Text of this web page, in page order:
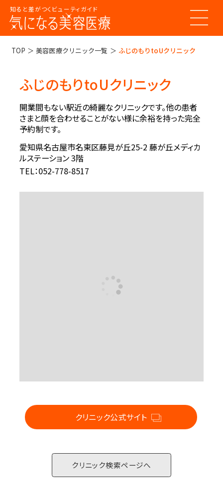
知ると差がつくビューティガイド
トップページ
美容医療ってなんだろう？
美容医療の基本情報
美容医療のスケジュール
美容医療キーワード辞典
美容医療まるわかりコラム
コラム一覧
美容医療クリニック紹介
LINE 友だち登録
TOP 美容医療クリニック一覧 ふじのもりtoUクリニック
ふじのもりtoUクリニック
開業間もない駅近の綺麗なクリニックです。他の患者
さまと顔を合わせることがない様に余裕を持った完全
予約制です。
愛知県名古屋市名東区藤見が丘25-2 藤が丘メディカ
ルステーション 3階
TEL：052-778-8517
クリニック公式サイト
クリニック検索ページへ